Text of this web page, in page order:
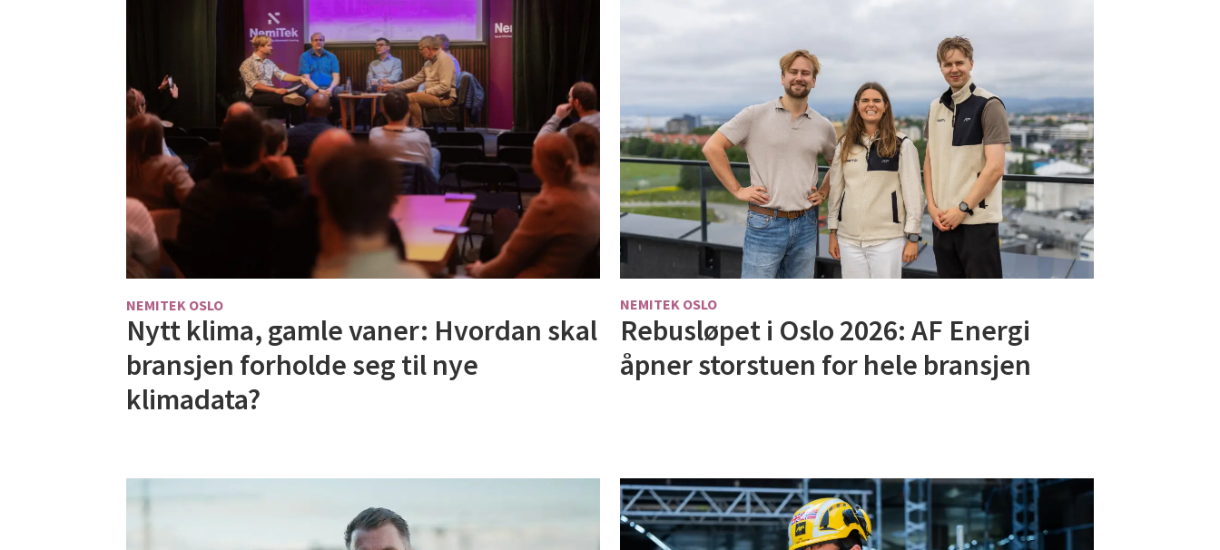
NEMITEK OSLO
Nytt klima, gamle vaner: Hvordan skal
bransjen forholde seg til nye
klimadata?
NEMITEK OSLO
Rebusløpet i Oslo 2026: AF Energi
åpner storstuen for hele bransjen